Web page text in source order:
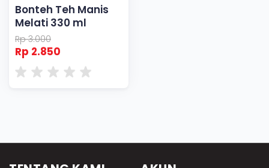
Bonteh Teh Manis
Melati 330 ml
Rp 3.000
Rp 2.850